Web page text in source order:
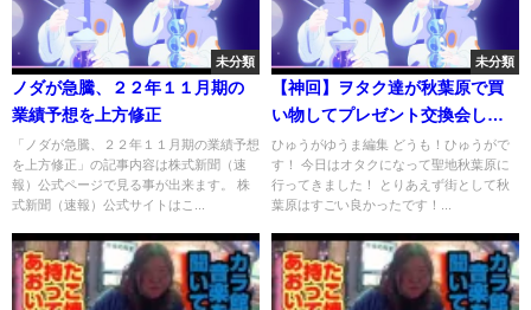
未分類
ノダが急騰、２２年１１月期の
業績予想を上方修正
「ノダが急騰、２２年１１月期の業績予想
を上方修正」の記事内容は株式新聞（速
報）公式ページで見る事が出来ます。 株
式新聞（速報）公式サイトはこ...
未分類
【神回】ヲタク達が秋葉原で買
い物してプレゼント交換会した
ら盛り上がりすぎて家壊れた
wwwwww
ひゅうがゆうま編集 どうも！ひゅうがで
す！ 今日はオタクになって聖地秋葉原に
行ってきました！ とりあえず街として秋
葉原はすごい良かったです！...